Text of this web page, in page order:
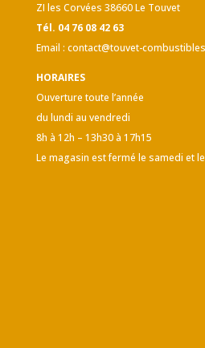
ZI les Corvées 38660 Le Touvet
Tél. 04 76 08 42 63
Email : contact@touvet-
HORAIRES
Ouverture toute l’année
du lundi au vendredi
8h à 12h – 13h30 à 17h15
Le magasin est fermé le samedi et